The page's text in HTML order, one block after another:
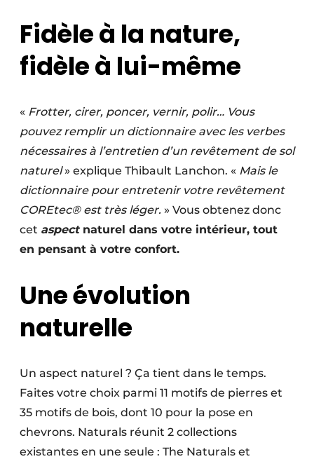
Fidèle à la nature,
fidèle à lui-même
« Frotter, cirer, poncer, vernir, polir… Vous
pouvez remplir un dictionnaire avec les verbes
nécessaires à l’entretien d’un revêtement de sol
naturel» explique Thibault Lanchon. « Mais le
dictionnaire pour entretenir votre revêtement
COREtec® est très léger. » Vous obtenez donc
cet aspectnaturel dans votre intérieur, tout
en pensant à votre confort.
Une évolution
naturelle
Un aspect naturel ? Ça tient dans le temps.
Faites votre choix parmi 11 motifs de pierres et
35 motifs de bois, dont 10 pour la pose en
chevrons. Naturals réunit 2 collections
existantes en une seule : The Naturals et